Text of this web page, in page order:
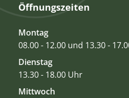
Öffnungszeiten
Montag
08.00 - 12.00 und 13.30 -
Dienstag
13.30 - 18.00 Uhr
Mittwoch